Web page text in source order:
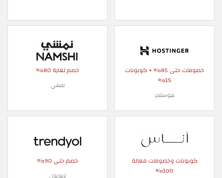
خصومات حتى 85% + كوبونات
15%
هوستنجر
خصم لغاية 80%
نمشي
كوبونات وخصومات فعالة
100%
خصم حتى 90%
ترينديول